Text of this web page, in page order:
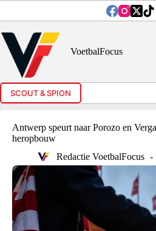
inhoud
VoetbalFocus
SCOUT & SPION
Antwerp speurt naar Porozo en
heropbouw
Redactie VoetbalFocus